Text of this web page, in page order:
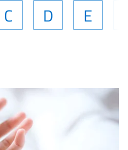
C D E